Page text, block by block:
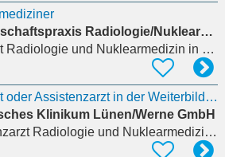
Gemeinschaftspraxis Radiologie/Nuklearmedizin
Radiologie und Nuklearmedizin in Bonn
Facharzt oder Assistenzarzt in der Weiterbildung für Radiologie (m/w/d)
Klinikum Lünen/Werne GmbH
Assistenzarzt Radiologie und Nuklearmedizinin